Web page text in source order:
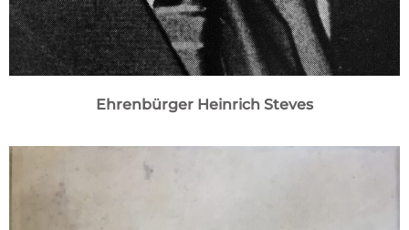
Ehrenbürger Heinrich Steves